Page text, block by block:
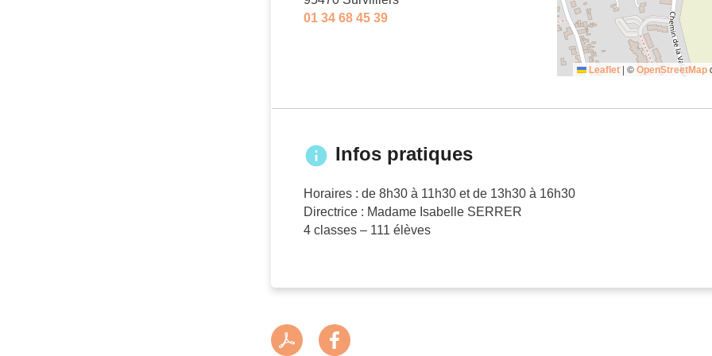
01 34 68 45 39
Leaflet | © OpenStreetMap
Infos pratiques
Horaires : de 8h30 à 11h30 et de 13h30 à 16h30
Directrice : Madame Isabelle SERRER
4 classes – 111 élèves